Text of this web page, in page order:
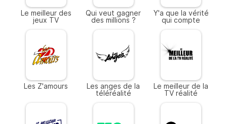
Le meilleur des
jeux TV
Qui veut gagner
des millions ?
Y'a que la vérité
qui compte
Les Z'amours
Les anges de la
téléréalité
Le meilleur de la
TV réalité